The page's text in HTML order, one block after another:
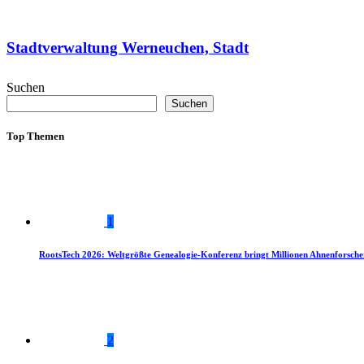
Stadtverwaltung Werneuchen, Stadt
Suchen
Suchen
Top Themen
1
RootsTech 2026: Weltgrößte Genealogie-Konferenz bringt Millionen
2